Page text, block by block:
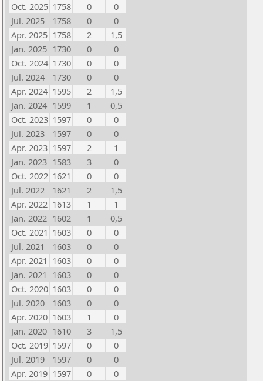
Oct. 2025 1758 0
0
Jul. 2025
1758 0
0
Apr. 2025 1758 2
1,5
Jan. 2025 1730 0
0
Oct. 2024 1730 0
0
Jul. 2024
1730 0
0
Apr. 2024 1595 2
1,5
Jan. 2024 1599 1
0,5
Oct. 2023 1597 0
0
Jul. 2023
1597 0
0
Apr. 2023 1597 2
1
Jan. 2023 1583 3
0
Oct. 2022 1621 0
0
Jul. 2022
1621 2
1,5
Apr. 2022 1613 1
1
Jan. 2022 1602 1
0,5
Oct. 2021 1603 0
0
Jul. 2021
1603 0
0
Apr. 2021 1603 0
0
Jan. 2021 1603 0
0
Oct. 2020 1603 0
0
Jul. 2020
1603 0
0
Apr. 2020 1603 1
0
Jan. 2020 1610 3
1,5
Oct. 2019 1597 0
0
Jul. 2019
1597 0
0
Apr. 2019 1597 0
0